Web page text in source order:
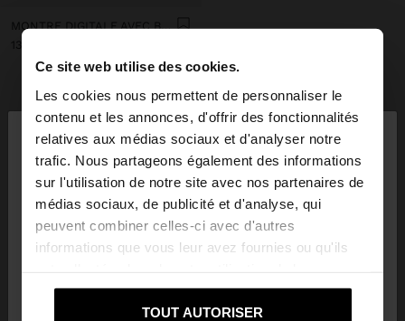
Ce site web utilise des cookies.
Les cookies nous permettent de personnaliser le
contenu et les annonces, d'offrir des fonctionnalités
relatives aux médias sociaux et d'analyser notre
trafic. Nous partageons également des informations
sur l'utilisation de notre site avec nos partenaires de
médias sociaux, de publicité et d'analyse, qui
peuvent combiner celles-ci avec d'autres
informations que vous leur avez fournies ou qu'ils
services.
TOUT AUTORISER
bonjour ×
Vous accédez au site depuis Tunisia. Voulez-vous
parcourir notre site au United States?
MONTRE DIGITALE AVEC BRACELET EN ACIER INOXYDABLE
Parfois Montres montres digitales
REJOIGNEZ NOTRE NEWSLETTER
et obtenez 10% de réduction